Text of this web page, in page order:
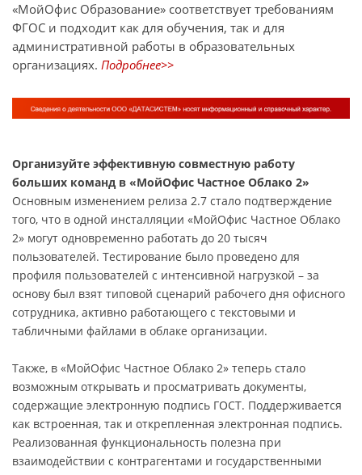
«МойОфис Образование» соответствует требованиям
ФГОС и подходит как для обучения, так и для
административной работы в образовательных
организациях. Подробнее>>
Организуйте эффективную совместную работу
больших команд в «МойОфис Частное Облако 2»
Основным изменением релиза 2.7 стало подтверждение
того, что в одной инсталляции «МойОфис Частное Облако
2» могут одновременно работать до 20 тысяч
пользователей. Тестирование было проведено для
профиля пользователей с интенсивной нагрузкой – за
основу был взят типовой сценарий рабочего дня офисного
сотрудника, активно работающего с текстовыми и
табличными файлами в облаке организации.
Также, в «МойОфис Частное Облако 2» теперь стало
возможным открывать и просматривать документы,
содержащие электронную подпись ГОСТ. Поддерживается
как встроенная, так и открепленная электронная подпись.
Реализованная функциональность полезна при
взаимодействии с контрагентами и государственными